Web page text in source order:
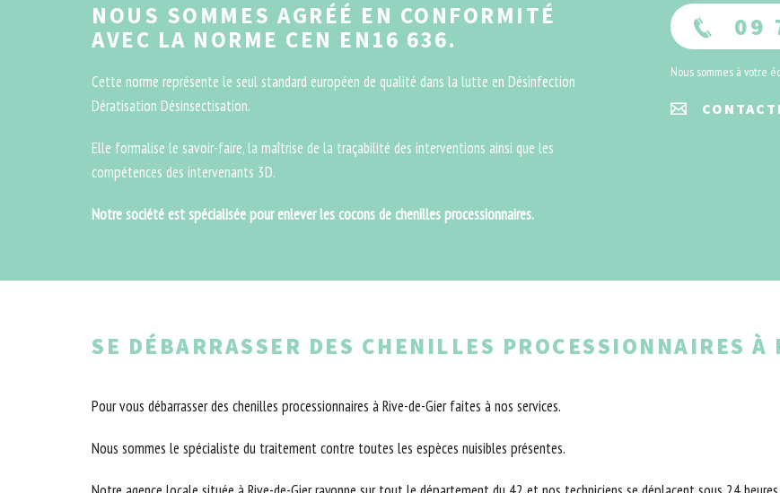
NOUS SOMMES AGRÉÉ EN CONFORMITÉ
AVEC LA NORME CEN EN16 636.
Cette norme représente le seul standard européen de qualité dans la lutte en Désinfection
Dératisation Désinsectisation.
Elle formalise le savoir-faire, la maîtrise de la traçabilité des interventions ainsi que les
compétences des intervenants 3D.
Notre société est spécialisée pour enlever les cocons de chenilles processionnaires.
09
Nous sommes à votre
SE DÉBARRASSER DES CHENILLES PROCESSIONNAIRES À
Pour vous débarrasser des chenilles processionnaires à Rive-de-Gier faites à nos services.
Nous sommes le spécialiste du traitement contre toutes les espèces nuisibles présentes.